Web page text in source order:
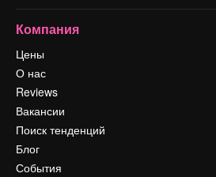
Компания
Цены
О нас
Reviews
Вакансии
Поиск тенденций
Блог
События